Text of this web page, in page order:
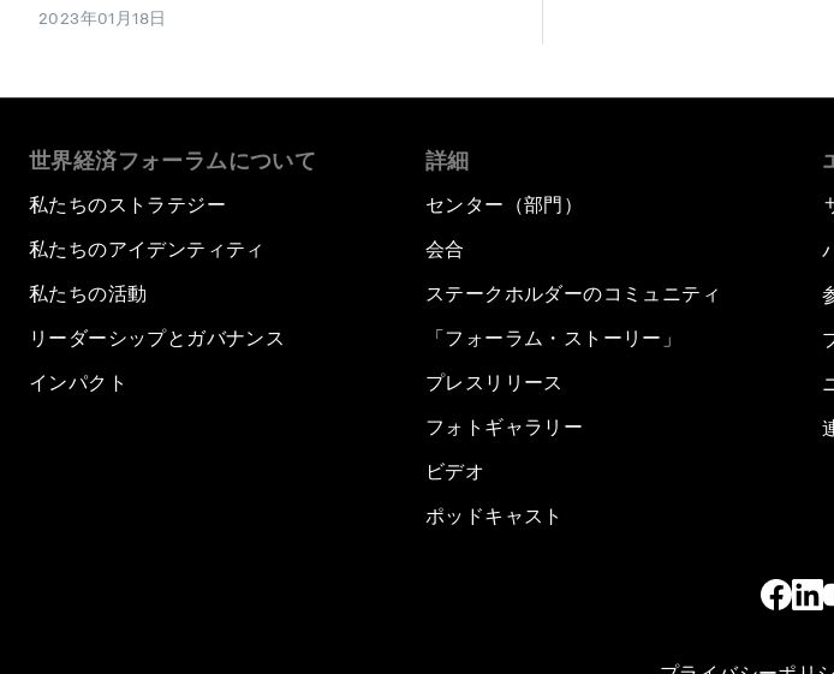
2023年01月18日
世界経済フォーラムについて
私たちのストラテジー
私たちのアイデンティティ
私たちの活動
リーダーシップとガバナンス
インパクト
詳細
センター（部門）
会合
ステークホルダーのコミュニティ
「フォーラム・ストーリー」
プレスリリース
フォトギャラリー
ビデオ
ポッドキャスト